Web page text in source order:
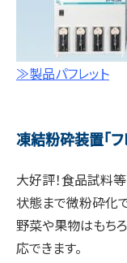
≫製品パフレット
凍結粉砕装置「フ
大好評！食品試料
状態まで微粉砕化で
野菜や果物はもち
応できます。